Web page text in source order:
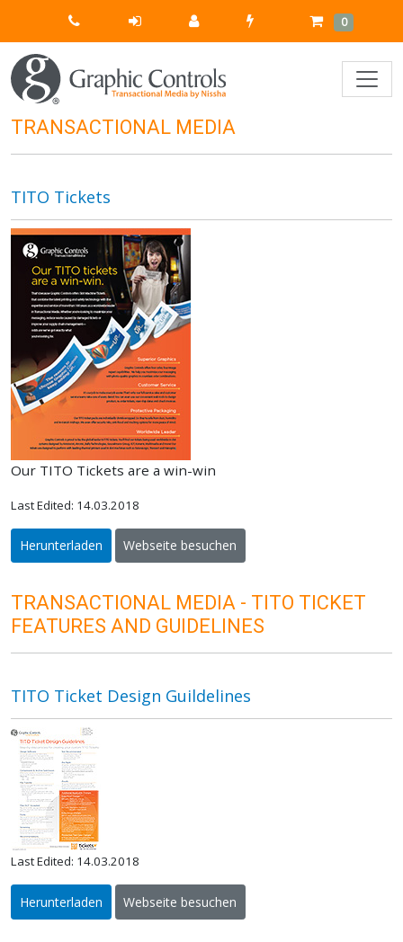
Quick
Order
Cart
0 Items
TRANSACTIONAL MEDIA
TITO Tickets
Our TITO Tickets are a win-win
Last Edited: 14.03.2018
Herunterladen Webseite besuchen
TRANSACTIONAL MEDIA - TITO TICKET
FEATURES AND GUIDELINES
TITO Ticket Design Guildelines
Last Edited: 14.03.2018
Herunterladen Webseite besuchen